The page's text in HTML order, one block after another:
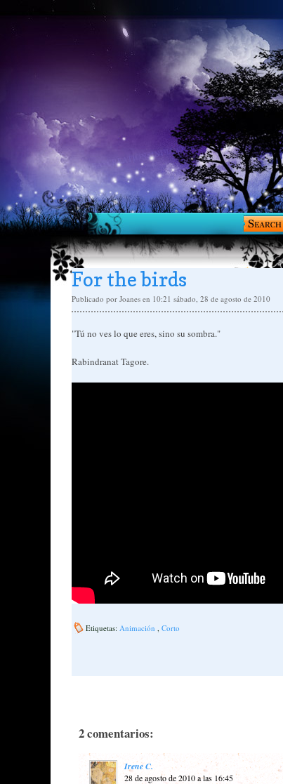
For the birds
Publicado por Joanes en 10:21 sábado, 28 de agosto de 2010
"Tú no ves lo que eres, sino su sombra."
Rabindranat Tagore.
Etiquetas: Animación Corto
2 comentarios:
Irene C.
28 de agosto de 2010 a las 16:45